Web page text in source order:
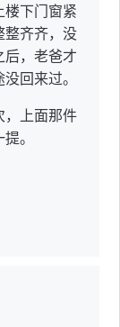
楼下门窗紧
整齐齐，没
，老爸才
回来过。
，上面那件
。